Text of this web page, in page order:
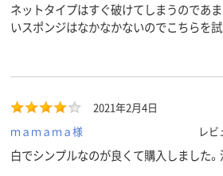
ネットタイプはすぐ破けてしまうのであ
いスポンジはなかなかないのでこちらを
ネットが丈夫で破けずコシもあるのでし
ミニ水筒の中にも入って使いやすいです
すると断然スポンジの持ちが良くなります
2021年2月4日
ｍａｍａｍａ様
レ
白でシンプルなのが良くて購入しました。